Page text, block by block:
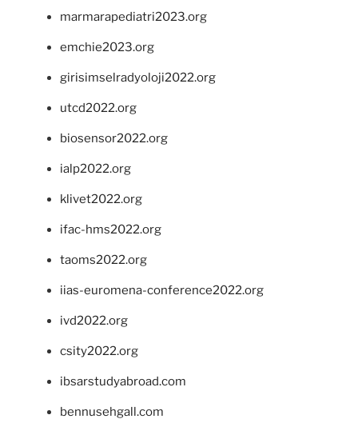
marmarapediatri2023.org
emchie2023.org
girisimselradyoloji2022.org
utcd2022.org
biosensor2022.org
ialp2022.org
klivet2022.org
ifac-hms2022.org
taoms2022.org
iias-euromena-conference2022.org
ivd2022.org
csity2022.org
ibsarstudyabroad.com
bennusehgall.com